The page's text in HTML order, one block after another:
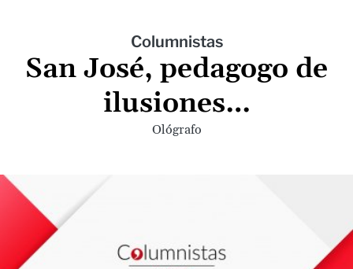
Columnistas
San José, pedagogo de
ilusiones…
Ológrafo